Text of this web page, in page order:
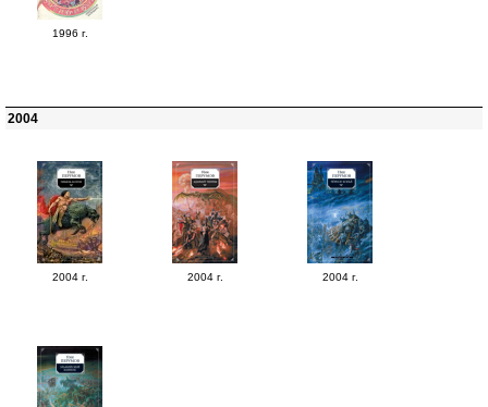
1996 г.
2004
2004 г. 2004 г. 2004 г.